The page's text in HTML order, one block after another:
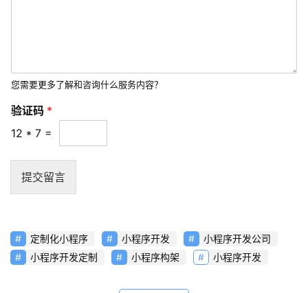
问
题
络
您需要更多了解和咨询什么服务内容？
验证码 *
12 * 7 =
提交留言
定制化小程序 小程序开发
小程序开发公司
小程序开发定制
小程序构架 小程序开发